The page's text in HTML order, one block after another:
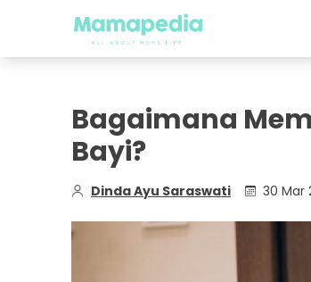
Bagaimana
Bayi?
Dinda Ayu Saraswati 30 Mar